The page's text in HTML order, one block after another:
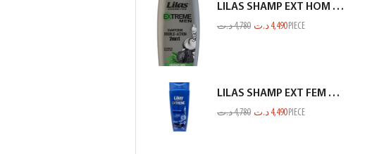
LILAS SHAMP EXT HOM CHARBON GRIS 350ML
4,780د.ت 4,490 د.ت PIECE
LILAS SHAMP EXT FEM ANTI PELLIC BLEU 350ML
4,780د.ت 4,490 د.ت PIECE